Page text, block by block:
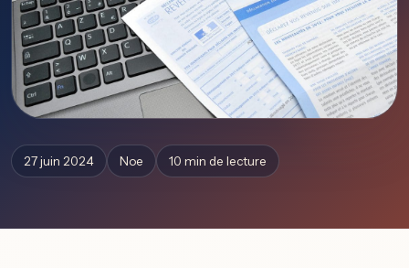
27 juin 2024 Noe 10 min de lecture